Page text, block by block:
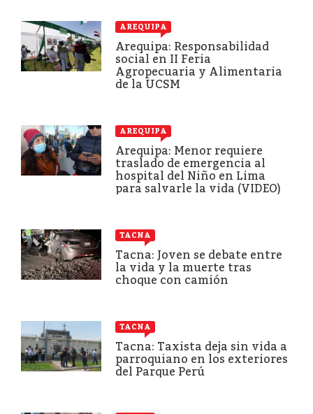
AREQUIPA
Arequipa: Responsabilidad
social en II Feria
Agropecuaria y Alimentaria
de la UCSM
AREQUIPA
Arequipa: Menor requiere
traslado de emergencia al
hospital del Niño en Lima
para salvarle la vida (VIDEO)
TACNA
Tacna: Joven se debate entre
la vida y la muerte tras
choque con camión
TACNA
Tacna: Taxista deja sin vida a
parroquiano en los exteriores
del Parque Perú